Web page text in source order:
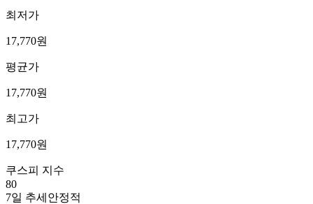
최저가
17,770원
평균가
17,770원
최고가
17,770원
쿠스피 지수
80
7일 추세 안정적